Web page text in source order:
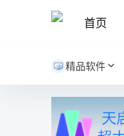
首页
精品软件